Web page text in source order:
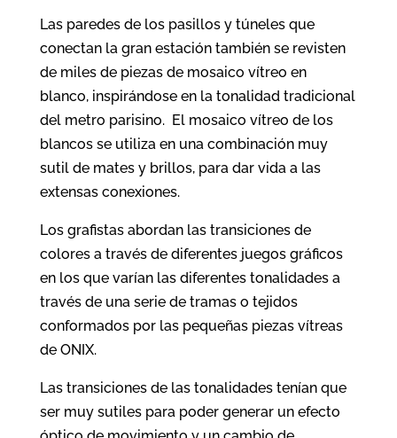
Las paredes de los pasillos y túneles que
conectan la gran estación también se revisten
de miles de piezas de mosaico vítreo en
blanco, inspirándose en la tonalidad tradicional
del metro parisino. El mosaico vítreo de los
blancos se utiliza en una combinación muy
sutil de mates y brillos, para dar vida a las
extensas conexiones.
Los grafistas abordan las transiciones de
colores a través de diferentes juegos gráficos
en los que varían las diferentes tonalidades a
través de una serie de tramas o tejidos
conformados por las pequeñas piezas vítreas
de ONIX.
Las transiciones de las tonalidades tenían que
ser muy sutiles para poder generar un efecto